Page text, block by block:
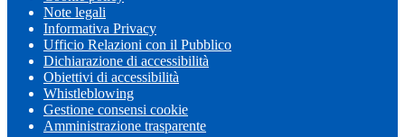
Note legali
Informativa Privacy
Ufficio Relazioni con il Pubblico
Dichiarazione di accessibilità
Obiettivi di accessibilità
Whistleblowing
Gestione consensi cookie
Amministrazione trasparente